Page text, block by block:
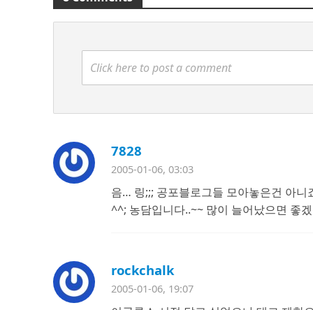
Click here to post a comment
7828
2005-01-06, 03:03
음… 링;;; 공포블로그들 모아놓은건 아니
^^; 농담입니다..~~ 많이 늘어났으면 좋
rockchalk
2005-01-06, 19:07